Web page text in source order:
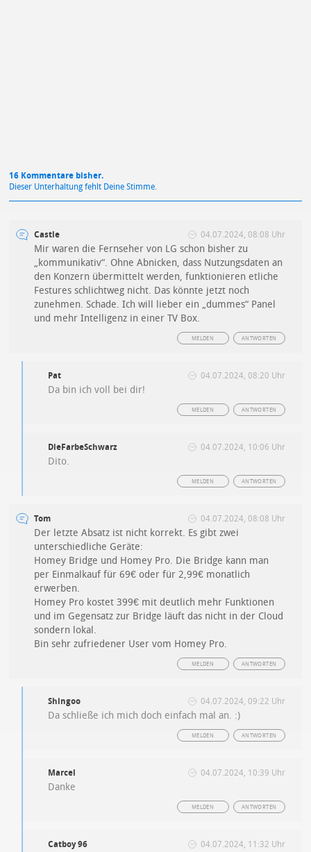
16 Kommentare bisher.
Dieser Unterhaltung fehlt Deine Stimme.
Castle 04.07.2024, 08:08 Uhr
Mir waren die Fernseher von LG schon bisher zu
„kommunikativ“. Ohne Abnicken, dass Nutzungsdaten an
den Konzern übermittelt werden, funktionieren etliche
Festures schlichtweg nicht. Das könnte jetzt noch
zunehmen. Schade. Ich will lieber ein „dummes“ Panel
und mehr Intelligenz in einer TV Box.
ANTWORTEN
MELDEN
Pat 04.07.2024, 08:20 Uhr
Da bin ich voll bei dir!
ANTWORTEN
MELDEN
DieFarbeSchwarz 04.07.2024, 10:06 Uhr
Dito.
ANTWORTEN
MELDEN
Tom 04.07.2024, 08:08 Uhr
Der letzte Absatz ist nicht korrekt. Es gibt zwei
unterschiedliche Geräte:
Homey Bridge und Homey Pro. Die Bridge kann man
per Einmalkauf für 69€ oder für 2,99€ monatlich
erwerben.
Homey Pro kostet 399€ mit deutlich mehr Funktionen
und im Gegensatz zur Bridge läuft das nicht in der Cloud
sondern lokal.
Bin sehr zufriedener User vom Homey Pro.
ANTWORTEN
MELDEN
Shingoo 04.07.2024, 09:22 Uhr
Da schließe ich mich doch einfach mal an. :)
ANTWORTEN
MELDEN
Marcel 04.07.2024, 10:39 Uhr
Danke
ANTWORTEN
MELDEN
Catboy 96 04.07.2024, 11:32 Uhr